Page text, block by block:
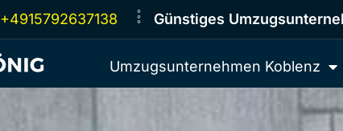
+4915792637138 Günstiges
Umzugsunternehmen Koblenz